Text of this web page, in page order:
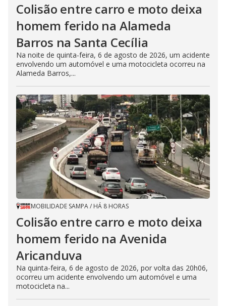
Colisão entre carro e moto deixa
homem ferido na Alameda
Barros na Santa Cecília
Na noite de quinta-feira, 6 de agosto de 2026, um acidente
envolvendo um automóvel e uma motocicleta ocorreu na
Alameda Barros,...
MOBILIDADE SAMPA/ HÁ 8 HORAS
Colisão entre carro e moto deixa
homem ferido na Avenida
Aricanduva
Na quinta-feira, 6 de agosto de 2026, por volta das 20h06,
ocorreu um acidente envolvendo um automóvel e uma
motocicleta na...